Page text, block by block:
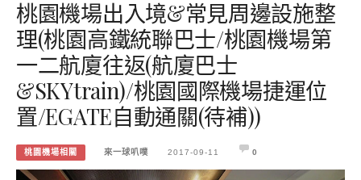
來一球叭噗
分享日本自助部落格
桃園機場出入境&常見周邊設施整
理(桃園高鐵統聯巴士/桃園機場第
一二航廈往返(航廈巴士
&SKYtrain)/桃園國際機場捷運位
置/EGATE自動通關(待補))
桃園機場相關 來一球叭噗 2017-09-11 0